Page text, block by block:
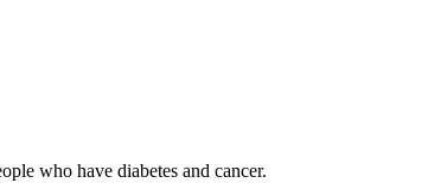
who have diabetes and cancer.